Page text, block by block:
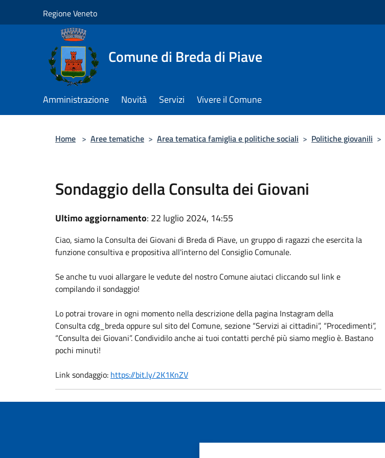
Regione Veneto
Comune di Breda di Piave
Amministrazione Novità Servizi Vivere il Comune
Home > Aree tematiche > Area tematica famiglia e politiche sociali > Politiche giovanili >
Sondaggio della Consulta dei Giovani
Ultimo aggiornamento: 22 luglio 2024, 14:55
Ciao, siamo la Consulta dei Giovani di Breda di Piave, un gruppo di ragazzi che esercita la
funzione consultiva e propositiva all'interno del Consiglio Comunale.
Se anche tu vuoi allargare le vedute del nostro Comune aiutaci cliccando sul link e
compilando il sondaggio!
Lo potrai trovare in ogni momento nella descrizione della pagina Instagram della
Consulta cdg_breda oppure sul sito del Comune, sezione “Servizi ai cittadini”, “Procedimenti”,
“Consulta dei Giovani”. Condividilo anche ai tuoi contatti perché più siamo meglio è. Bastano
pochi minuti!
Link sondaggio: https://bit.ly/2K1KnZV